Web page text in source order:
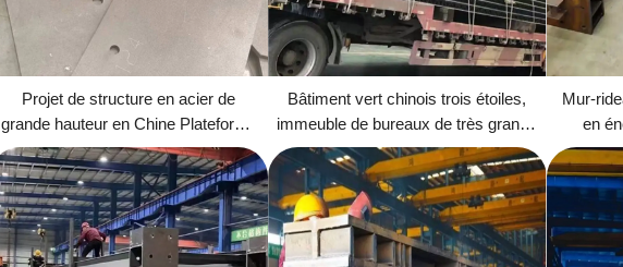
Projet de structure en acier de
grande hauteur en Chine Plateforme
touristique de la tour du temps
astronomique Bâtiment à structure
conique
Bâtiment vert chinois trois étoiles,
immeuble de bureaux de très grande
hauteur de catégorie A, structure en
acier
Mur-
en